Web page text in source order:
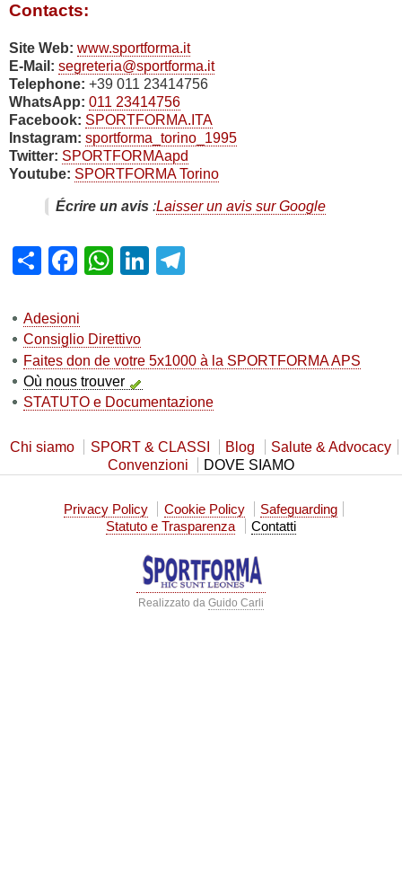
Contacts:
Site Web: www.sportforma.it
E-Mail: segreteria@sportforma.it
Telephone: +39 011 23414756
WhatsApp: 011 23414756
Facebook: SPORTFORMA.ITA
Instagram: sportforma_torino_1995
Twitter: SPORTFORMAapd
Youtube: SPORTFORMA Torino
Écrire un avis :Laisser un avis sur Google
ShareFacebook
WhatsApp
LinkedIn
Adesioni
Consiglio Direttivo
Faites don de votre 5x1000 à la SPORTFORMA APS
Où nous trouver
STATUTO e Documentazione
Chi siamo SPORT & CLASSI Blog
Salute & Advocacy
Convenzioni
DOVE SIAMO
Privacy Policy Cookie Policy
Safeguarding
Statuto e Trasparenza
Contatti
Realizzato da Guido Carli